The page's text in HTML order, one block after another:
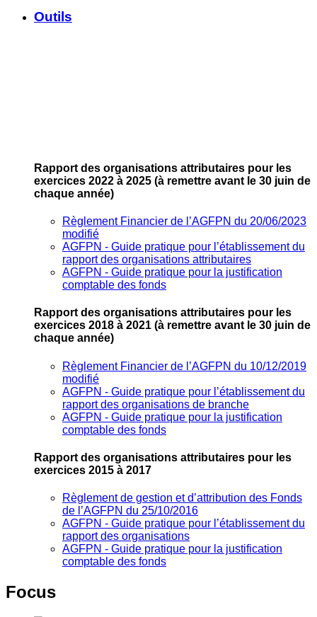
Outils
Rapport des organisations attributaires pour les
exercices 2022 à 2025 (à remettre avant le 30 juin de
chaque année)
Règlement Financier de l’AGFPN du 20/06/2023
modifié
AGFPN ‐ Guide pratique pour l’établissement du
rapport des organisations attributaires
AGFPN ‐ Guide pratique pour la justification
comptable des fonds
Rapport des organisations attributaires pour les
exercices 2018 à 2021 (à remettre avant le 30 juin de
chaque année)
Règlement Financier de l’AGFPN du 10/12/2019
modifié
AGFPN ‐ Guide pratique pour l’établissement du
rapport des organisations de branche
AGFPN ‐ Guide pratique pour la justification
comptable des fonds
Rapport des organisations attributaires pour les
exercices 2015 à 2017
Règlement de gestion et d’attribution des Fonds
de l’AGFPN du 25/10/2016
AGFPN ‐ Guide pratique pour l’établissement du
rapport des organisations
AGFPN ‐ Guide pratique pour la justification
comptable des fonds
Focus